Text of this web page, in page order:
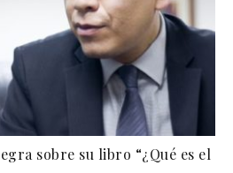
sobre su libro “¿Qué es el